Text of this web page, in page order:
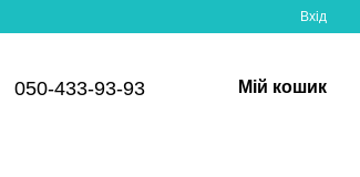
Вхід
050-433-93-93 Мій кошик